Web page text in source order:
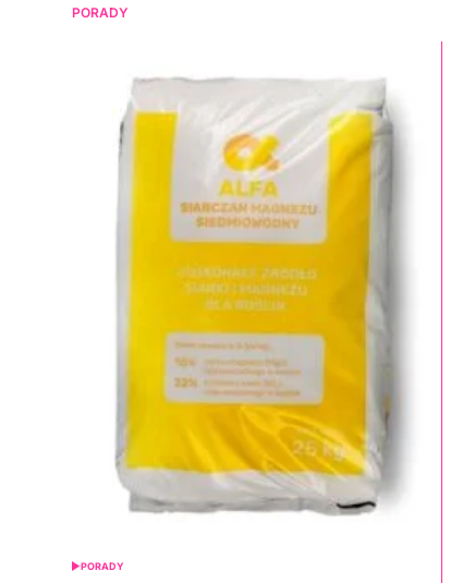
PORADY
POSTED
PORADY